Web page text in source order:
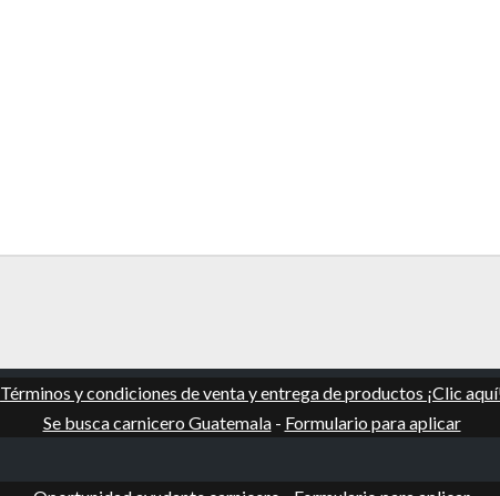
Términos y condiciones de venta y entrega de productos ¡Clic
Se busca carnicero Guatemala- Formulario para aplicar